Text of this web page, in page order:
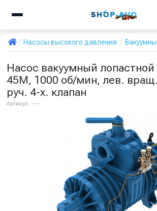
Насосы высокого давления
Насос вакуумный лопастной
45M, 1000 об/мин, лев.
руч. 4-х. клапан
Артикул: ----